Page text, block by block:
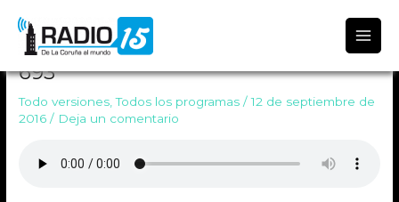
PROGRAMA TODO VERSIONES
693
Todo versiones ,Todos los programas /12 de septiembre de
2016/ Deja un comentario